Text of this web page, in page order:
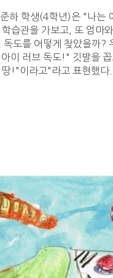
하 학생(4학년)은 "나는
습관을 가보고, 또 엄마
도를 어떻게 찾았을까?
이 러브 독도!" 깃발을
!"이라고"라고 표현했다.